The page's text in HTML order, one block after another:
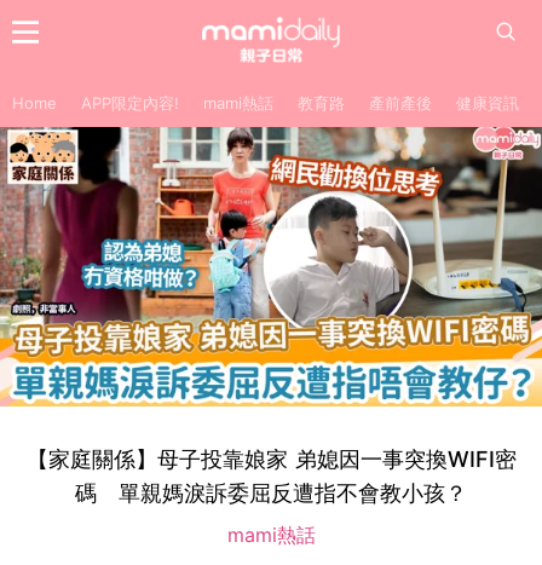
Home APP限定內容! mami熱話 教育路 產前產後 健康資訊
【家庭關係】母子投靠娘家 弟媳因一事突換WIFI密
碼 單親媽淚訴委屈反遭指不會教小孩？
mami熱話